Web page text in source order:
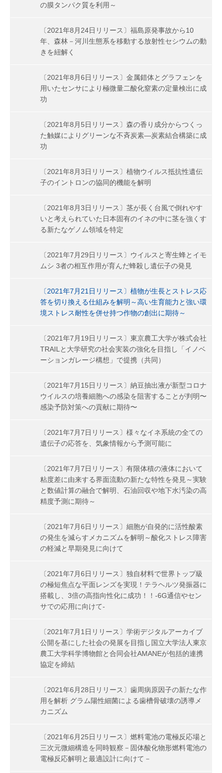
の膜タンパク質を利用～
〔2021年8月24日リリース〕福島原発事故から10
年、森林－河川生態系を移動する放射性セシウムの動
きを紐解く
〔2021年8月6日リリース〕金属錯体とグラフェンを
用いたセンサにより極微量二酸化窒素の定量検出に成
功
〔2021年8月5日リリース〕森の香り成分からつくっ
た触媒によりグリーンな不斉炭素―炭素結合構築に成
功
〔2021年8月3日リリース〕植物ウイルス抵抗性遺伝
子のイントロンの協同的機能を解明
〔2021年8月3日リリース〕茎が長く台風で倒れやす
いと考えられていた日本固有のイネの中に茎を強くす
る新たなゲノム領域を特定
〔2021年7月29日リリース〕ウイルスと寄生蜂とイモ
ムシ 3者の相互作用が育んだ蜂殺し遺伝子の発見
〔2021年7月21日リリース〕植物が生長とストレス応
答を切り換える仕組みを解明～高い生育能力と強い環
境ストレス耐性を併せ持つ作物の創出に期待～
〔2021年7月19日リリース〕東京農工大学が株式会社
TRAILと大学研究の社会実装の強化を目指し「イノベ
ーションガレージ構想」で提携（共同）
〔2021年7月15日リリース〕納豆抽出液が新型コロナ
ウイルスの培養細胞への感染を阻害することが判明〜
感染予防対策への貢献に期待〜
〔2021年7月7日リリース〕様々なイネ系統の全ての
遺伝子の応答を、気象情報から予測可能に
〔2021年7月7日リリース〕有限体積の液体において
粘度差に由来する界面流動の新たな特性を発見～実験
と数値計算の融合で解明、石油回収や地下水汚染の高
精度予測に期待～
〔2021年7月6日リリース〕細胞が自発的に活性酸素
の発生を減らすメカニズムを解明～酸化ストレス障害
の軽減と早期発見に向けて
〔2021年7月6日リリース〕独自材料で世界トップ級
の極短焦点な平面レンズを実現！テラヘルツ発振器に
搭載し、3倍の高指向性化に成功！！-6G通信やセン
サでの応用に向けて-
〔2021年7月1日リリース〕学術デジタルアーカイブ
公開を基にした社会の発展を目指し国立大学法人東京
農工大学科学博物館と合同会社AMANEが包括的連携
協定を締結
〔2021年6月28日リリース〕歯周病原因子の新たな作
用を解析 グラム陽性細菌による歯槽骨破壊の誘導メ
カニズム
〔2021年6月25日リリース〕燃料電池の電極反応場と
三次元微細構造を同時観察－固体酸化物形燃料電池の
電極反応解明と最適設計に向けて－